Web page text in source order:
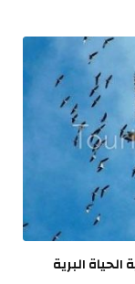
البرية